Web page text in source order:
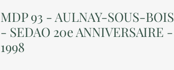
MDP 93 - AULNAY-SOUS-BOIS
- SEDAO 20e ANNIVERSAIRE -
1998